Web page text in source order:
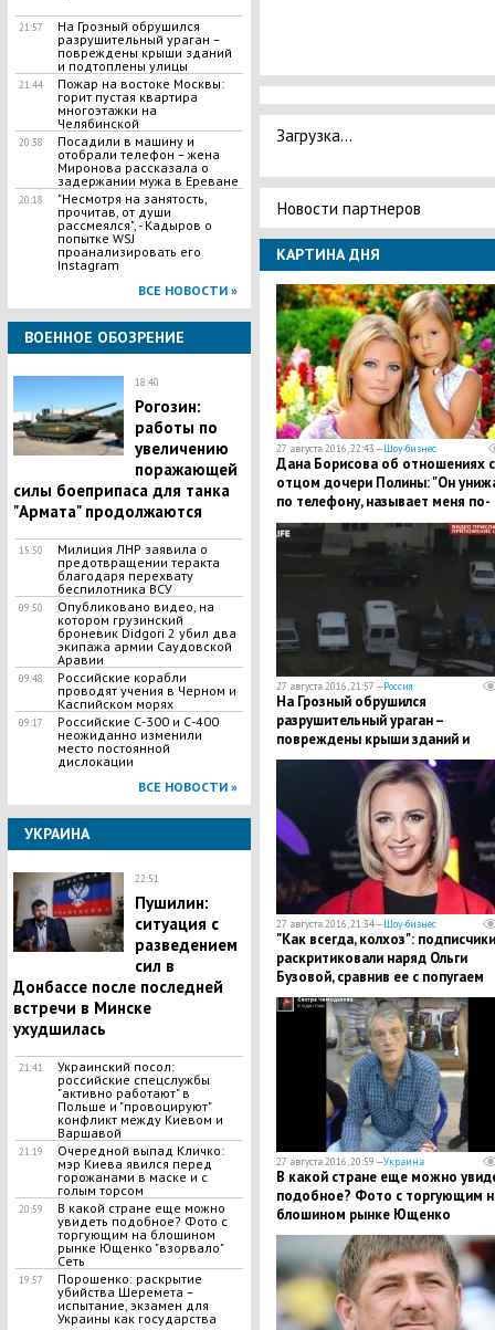
21:57
На Грозный обрушился
разрушительный ураган –
повреждены крыши зданий
и подтоплены улицы
21:44
​Пожар на востоке Москвы:
горит пустая квартира
многоэтажки на
Челябинской
20:38
Посадили в машину и
отобрали телефон – жена
Миронова рассказала о
задержании мужа в Ереване
20:18
"Несмотря на занятость,
прочитав, от души
рассмеялся", - Кадыров о
попытке WSJ
проанализировать его
Instagram
ВСЕ НОВОСТИ »
ВОЕННОЕ ОБОЗРЕНИЕ
18:40
Рогозин:
работы по
увеличению
поражающей
силы боеприпаса для танка
"Армата" продолжаются
15:50
Милиция ЛНР заявила о
предотвращении теракта
благодаря перехвату
беспилотника ВСУ
09:50
Опубликовано видео, на
котором грузинский
броневик Didgori 2 убил два
экипажа армии Саудовской
Аравии
09:48
Российские корабли
проводят учения в Черном и
Каспийском морях
09:17
Российские С-300 и С-400
неожиданно изменили
место постоянной
дислокации
ВСЕ НОВОСТИ »
УКРАИНА
22:51
Пушилин:
ситуация с
разведением
сил в
Донбассе после последней
встречи в Минске
ухудшилась
21:41
Украинский посол:
российские спецслужбы
"активно работают" в
Польше и "провоцируют"
конфликт между Киевом и
Варшавой
21:19
Очередной выпад Кличко:
мэр Киева явился перед
горожанами в маске и с
голым торсом
20:59
В какой стране еще можно
увидеть подобное? Фото с
торгующим на блошином
рынке Ющенко "взорвало"
Сеть
19:57
Порошенко: раскрытие
убийства Шеремета –
испытание, экзамен для
Украины как государства
Загрузка...
Новости партнеров
КАРТИНА ДНЯ
27 августа 2016, 22:43 —Шоу-бизнес
Дана Борисова об отношениях с
отцом дочери Полины: "Он
по телефону, называет меня по-
всякому"
27 августа 2016, 21:57 —Россия
На Грозный обрушился
разрушительный ураган –
повреждены крыши зданий и
подтоплены улицы
27 августа 2016, 21:34 —Шоу-бизнес
"Как всегда, колхоз": подписчики
раскритиковали наряд Ольги
Бузовой, сравнив ее с попугаем
27 августа 2016, 20:59 —Украина
В какой стране еще можно
подобное? Фото с торгующим
блошином рынке Ющенко
"взорвало" Сеть